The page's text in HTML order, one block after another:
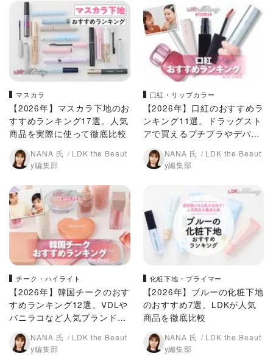
マスカラ
【2026年】マスカラ下地のお
すすめランキング17選。人気
商品を実際に使って徹底比較
NANA 氏
LDK the Beaut
y編集部
口紅・リップカラー
【2026年】口紅のおすすめラ
ンキング11選。ドラッグスト
アで買えるプチプラやデパコ
スの人気商品を徹底比較
NANA 氏
LDK the Beaut
y編集部
チーク・ハイライト
【2026年】韓国チークのおす
すめランキング12選。VDLや
バニラコなど人気ブランドを
徹底比較
NANA 氏
LDK the Beaut
y編集部
化粧下地・プライマー
【2026年】ブルーの化粧下地
のおすすめ7選。LDKが人気
商品を徹底比較
NANA 氏
LDK the Beaut
y編集部